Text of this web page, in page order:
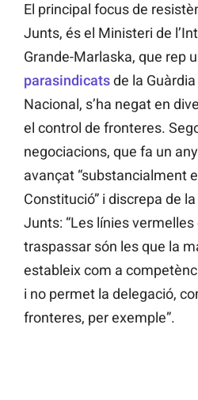
El principal focus de
Junts, és el Ministeri de
Grande-Marlaska, que rep
parasindicatsde la
Nacional, s’ha negat en
el control de fronteres.
negociacions, que fa un
avançat “substancialment
Constitució” i discrepa de
Junts: “Les línies
traspassar són les que la
estableix com a
i no permet la delegació,
fronteres, per exemple”.